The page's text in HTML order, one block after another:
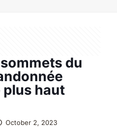
du
plus haut
October 2, 2023